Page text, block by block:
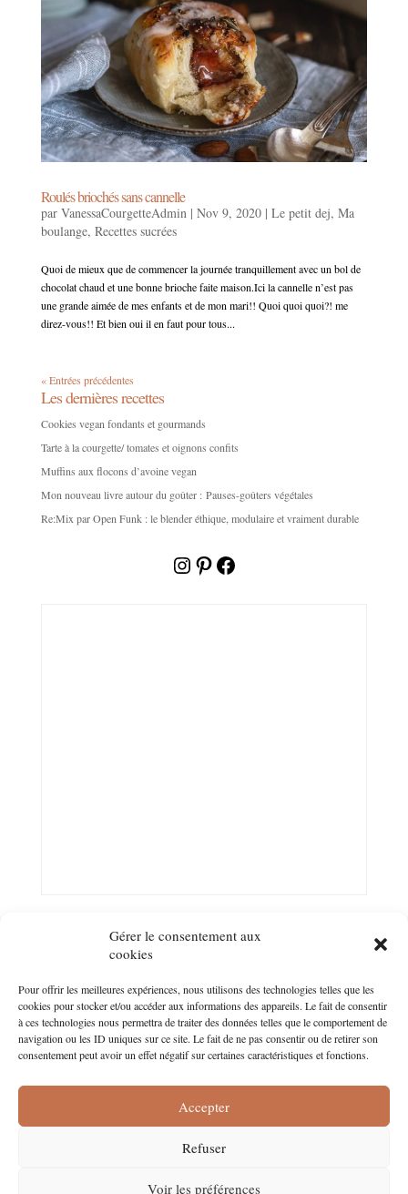
Gérer le consentement aux
cookies
Pour offrir les meilleures expériences, nous utilisons des technologies telles que les
cookies pour stocker et/ou accéder aux informations des appareils. Le fait de consentir
à ces technologies nous permettra de traiter des données telles que le comportement de
navigation ou les ID uniques sur ce site. Le fait de ne pas consentir ou de retirer son
consentement peut avoir un effet négatif sur certaines caractéristiques et fonctions.
Accepter
Refuser
Voir les préférences
Roulés briochés sans cannelle
par VanessaCourgetteAdmin | Nov 9, 2020| Le petit dej, Ma
boulange, Recettes sucrées
Quoi de mieux que de commencer la journée tranquillement avec un bol de
chocolat chaud et une bonne brioche faite maison.Ici la cannelle n’est pas
une grande aimée de mes enfants et de mon mari!! Quoi quoi quoi?! me
direz-vous!! Et bien oui il en faut pour tous...
« Entrées précédentes
Les dernières recettes
Cookies vegan fondants et gourmands
Tarte à la courgette/ tomates et oignons confits
Muffins aux flocons d’avoine vegan
Mon nouveau livre autour du goûter : Pauses-goûters végétales
Re:Mix par Open Funk : le blender éthique, modulaire et vraiment durable
Instagram
Pinterest
Facebook
Suivez-nous sur les réseaux !
FacebookPinterestInstagram